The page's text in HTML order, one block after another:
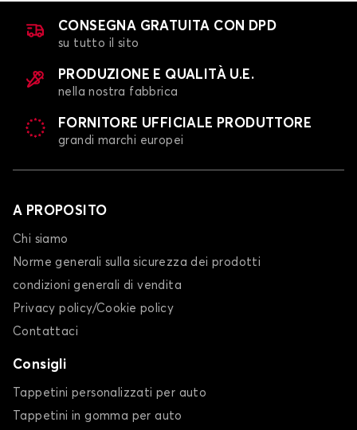
CONSEGNA GRATUITA CON DPD
su tutto il sito
PRODUZIONE E QUALITÀ U.E.
nella nostra fabbrica
FORNITORE UFFICIALE PRODUTTORE
grandi marchi europei
A PROPOSITO
Chi siamo
Norme generali sulla sicurezza dei prodotti
condizioni generali di vendita
Privacy policy/Cookie policy
Contattaci
Consigli
Tappetini personalizzati per auto
Tappetini in gomma per auto